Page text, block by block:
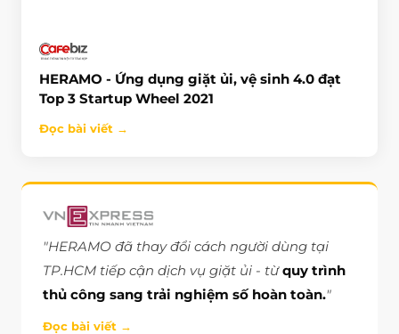
HERAMO - Ứng dụng giặt ủi, vệ sinh 4.0 đạt
Top 3 Startup Wheel 2021
Đọc bài viết →
"HERAMO đã thay đổi cách người dùng tại
TP.HCM tiếp cận dịch vụ giặt ủi - từquy trình
thủ công sang trải nghiệm số hoàn toàn."
Đọc bài viết →